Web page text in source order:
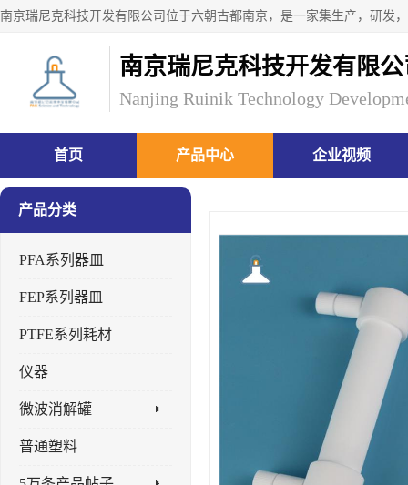
南京瑞尼克科技开发有限
Nanjing Ruinik Technology
首页 产品中心 企业视频
产品分类
PFA系列器皿
FEP系列器皿
PTFE系列耗材
仪器
微波消解罐
普通塑料